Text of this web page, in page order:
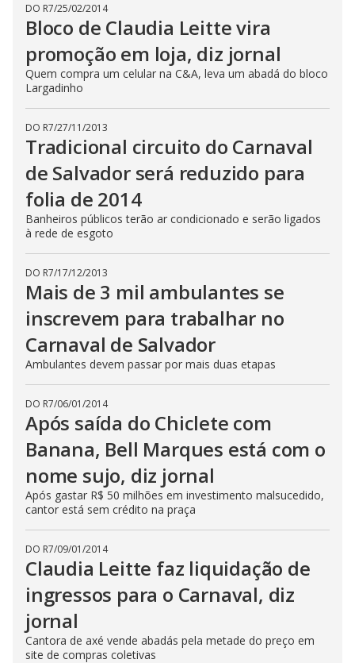
DO R7/25/02/2014
Bloco de Claudia Leitte vira
promoção em loja, diz jornal
Quem compra um celular na C&A, leva um abadá do bloco
Largadinho
DO R7/27/11/2013
Tradicional circuito do Carnaval
de Salvador será reduzido para
folia de 2014
Banheiros públicos terão ar condicionado e serão ligados
à rede de esgoto
DO R7/17/12/2013
Mais de 3 mil ambulantes se
inscrevem para trabalhar no
Carnaval de Salvador
Ambulantes devem passar por mais duas etapas
DO R7/06/01/2014
Após saída do Chiclete com
Banana, Bell Marques está com o
nome sujo, diz jornal
Após gastar R$ 50 milhões em investimento malsucedido,
cantor está sem crédito na praça
DO R7/09/01/2014
Claudia Leitte faz liquidação de
ingressos para o Carnaval, diz
jornal
Cantora de axé vende abadás pela metade do preço em
site de compras coletivas